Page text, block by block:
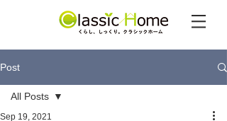
Post
All Posts
Sep 19, 2021